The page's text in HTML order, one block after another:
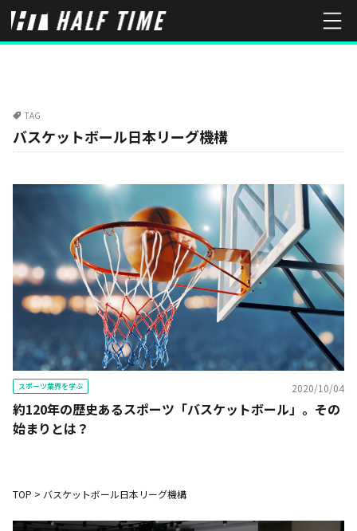
TAG
バスケットボール日本リーグ機構
スポーツ業界を学ぶ 2020/10/04
約120年の歴史あるスポーツ「バスケットボール」。その
始まりとは？
TOP > バスケットボール日本リーグ機構